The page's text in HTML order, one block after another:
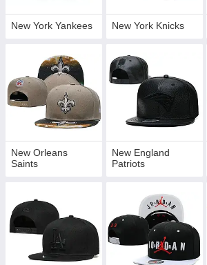
New York Yankees New York Knicks
New Orleans
Saints
New England
Patriots